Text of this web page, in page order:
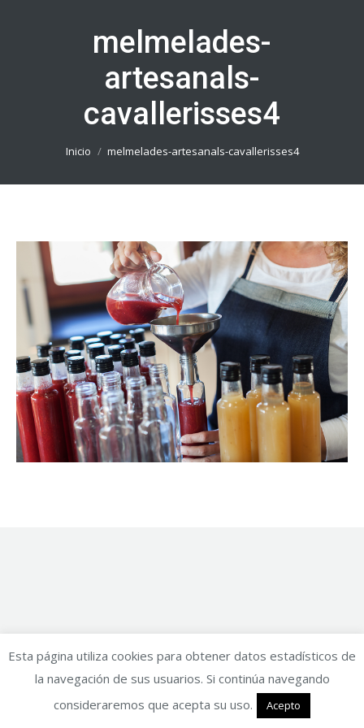
melmelades-
artesanals-
cavallerisses4
Estás aquí:Inicio melmelades-artesanals-cavallerisses4
Esta página utiliza cookies para obtener datos estadísticos de
la navegación de sus usuarios. Si continúa navegando
consideraremos que acepta su uso.
Acepto